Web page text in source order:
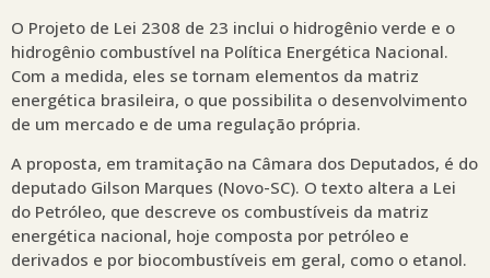
O Projeto de Lei 2308 de 23 inclui o hidrogênio verde e o
hidrogênio combustível na Política Energética Nacional.
Com a medida, eles se tornam elementos da matriz
energética brasileira, o que possibilita o desenvolvimento
de um mercado e de uma regulação própria.
A proposta, em tramitação na Câmara dos Deputados, é do
deputado Gilson Marques (Novo-SC). O texto altera a Lei
do Petróleo, que descreve os combustíveis da matriz
energética nacional, hoje composta por petróleo e
derivados e por biocombustíveis em geral, como o etanol.